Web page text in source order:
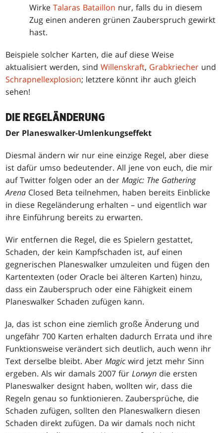
WirkeTalaras Bataillon nur, falls du in diesem
Zug einen anderen grünen Zauberspruch gewirkt
hast.
Beispiele solcher Karten, die auf diese Weise
aktualisiert werden, sindWillenskraft, Grabkriecher und
Schrapnellexplosion; letztere könnt ihr auch gleich
sehen!
DIE REGELÄNDERUNG
Der Planeswalker-Umlenkungseffekt
Diesmal ändern wir nur eine einzige Regel, aber diese
ist dafür umso bedeutender. All jene von euch, die mir
auf Twitter folgen oder an derMagic: The Gathering
Arena Closed Beta teilnehmen, haben bereits Einblicke
in diese Regeländerung erhalten – und eigentlich war
ihre Einführung bereits zu erwarten.
Wir entfernen die Regel, die es Spielern gestattet,
Schaden, der kein Kampfschaden ist, auf einen
gegnerischen Planeswalker umzuleiten und fügen den
Kartentexten (oder Oracle bei älteren Karten) hinzu,
dass ein Zauberspruch oder eine Fähigkeit einem
Planeswalker Schaden zufügen kann.
Ja, das ist schon eine ziemlich große Änderung und
ungefähr 700 Karten erhalten dadurch Errata und ihre
Funktionsweise verändert sich deutlich, auch wenn ihr
Text derselbe bleibt. AberMagic wird jetzt mehr Sinn
ergeben. Als wir damals 2007 fürLorwyn die ersten
Planeswalker designt haben, wollten wir, dass die
Regeln genau so funktionieren. Zaubersprüche, die
Schaden zufügen, sollten den Planeswalkern diesen
Schaden direkt zufügen. Da wir damals noch nicht